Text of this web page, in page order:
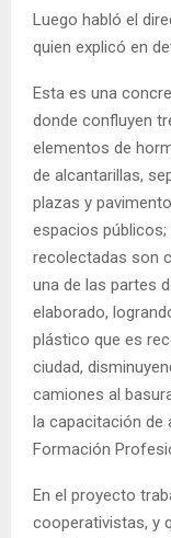
Luego habló el
quien explicó en
Esta es una
donde confluyen
elementos de
de alcantarillas,
plazas y
espacios
recolectadas son
una de las partes
elaborado,
plástico que es
ciudad,
camiones al
la capacitación de
Formación
En el proyecto
cooperativistas, y